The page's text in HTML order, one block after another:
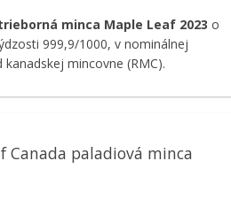
minca Maple Leaf 2023 o
999,9/1000, v nominálnej
mincovne (RMC).
Canada paladiová minca